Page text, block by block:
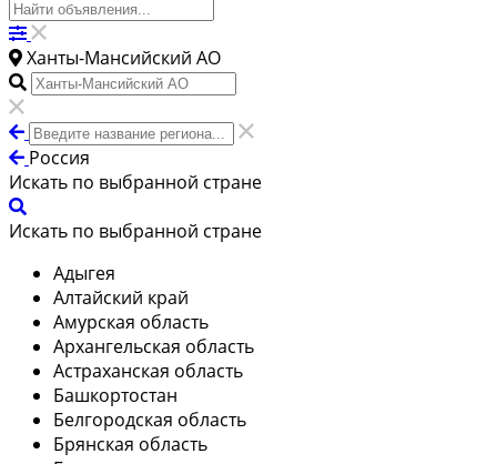
Ханты-Мансийский АО
Россия
Искать по выбранной стране
Искать по выбранной стране
Адыгея
Алтайский край
Амурская область
Архангельская область
Астраханская область
Башкортостан
Белгородская область
Брянская область